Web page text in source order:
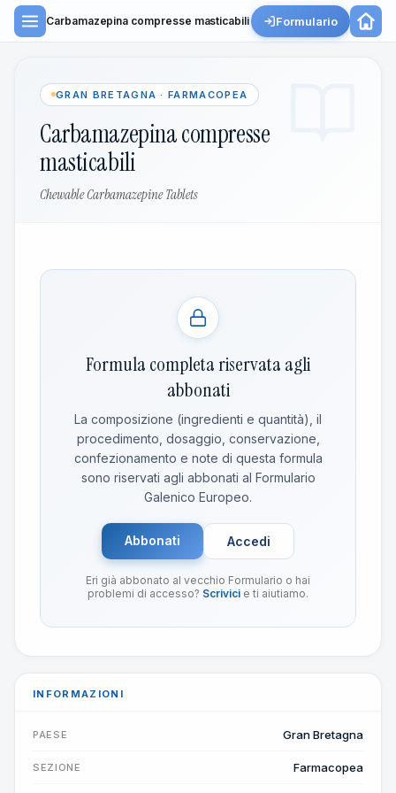
Carbamazepina compresse masticabili Formulario
GRAN BRETAGNA · FARMACOPEA
Carbamazepina compresse
masticabili
Chewable Carbamazepine Tablets
Formula completa riservata agli
abbonati
La composizione (ingredienti e quantità), il
procedimento, dosaggio, conservazione,
confezionamento e note di questa formula
sono riservati agli abbonati al Formulario
Galenico Europeo.
Abbonati Accedi
Eri già abbonato al vecchio Formulario o hai
problemi di accesso? Scrivici e ti aiutiamo.
INFORMAZIONI
PAESE Gran Bretagna
SEZIONE Farmacopea